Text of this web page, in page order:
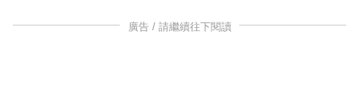
廣告 / 請繼續往下閱讀